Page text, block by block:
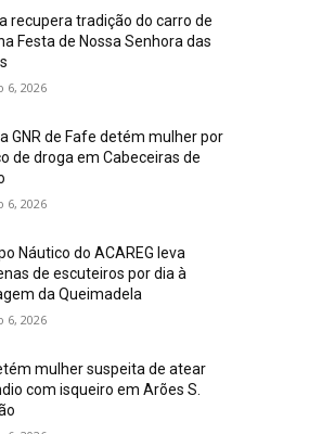
recupera tradição do carro de
Festa de Nossa Senhora das
6, 2026
GNR de Fafe detém mulher por
de droga em Cabeceiras de
6, 2026
Náutico do ACAREG leva
de escuteiros por dia à
da Queimadela
6, 2026
mulher suspeita de atear
com isqueiro em Arões S.